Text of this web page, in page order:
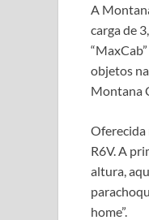
A
carga de
objetos
Montana
Oferecida
R6V. A
altura,
home”.